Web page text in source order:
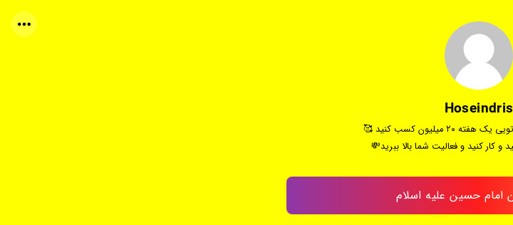
Hoseindris
میلیون کسب کنید 🥰
کار کنید و فعالیت شما بالا ببرید💸
امام حسین علیه اسلام